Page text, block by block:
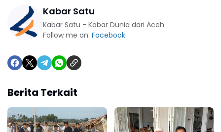
Kabar Satu
Kabar Satu - Kabar Dunia dari Aceh
Follow me on: Facebook
Berita Terkait